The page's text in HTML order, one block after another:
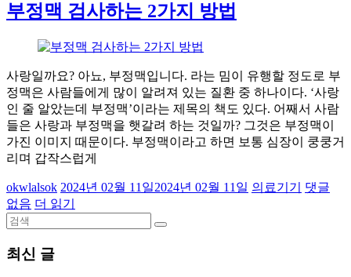
부정맥 검사하는 2가지 방법
사랑일까요? 아뇨, 부정맥입니다. 라는 밈이 유행할 정도로 부
정맥은 사람들에게 많이 알려져 있는 질환 중 하나이다. ‘사랑
인 줄 알았는데 부정맥’이라는 제목의 책도 있다. 어째서 사람
들은 사랑과 부정맥을 햇갈려 하는 것일까? 그것은 부정맥이
가진 이미지 때문이다. 부정맥이라고 하면 보통 심장이 쿵쿵거
리며 갑작스럽게
okwlalsok 2024년 02월 11일2024년 02월 11일 의료기기
댓글
없음 더 읽기
최신 글